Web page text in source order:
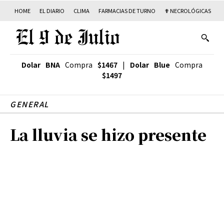
HOME EL DIARIO CLIMA FARMACIAS DE TURNO ✟ NECROLÓGICAS
Dolar BNA Compra $1467 | Dolar Blue Compra
$1497
GENERAL
La lluvia se hizo presente